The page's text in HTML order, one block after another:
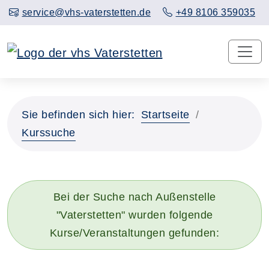
service@vhs-vaterstetten.de +49 8106 359035
Sie befinden sich hier:
Startseite
Kurssuche
Bei der Suche nach Außenstelle
"Vaterstetten" wurden folgende
Kurse/Veranstaltungen gefunden: